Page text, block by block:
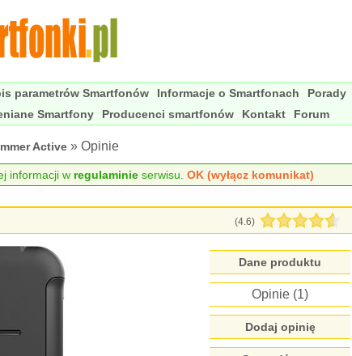
parametrów Smartfonów Informacje o Smartfonach Porady
Smartfony Producenci smartfonów Kontakt Forum
Active » Opinie
informacji w regulaminieserwisu. OK (wyłącz komunikat)
(4.6)
Dane produktu
Opinie (1)
Dodaj opinię